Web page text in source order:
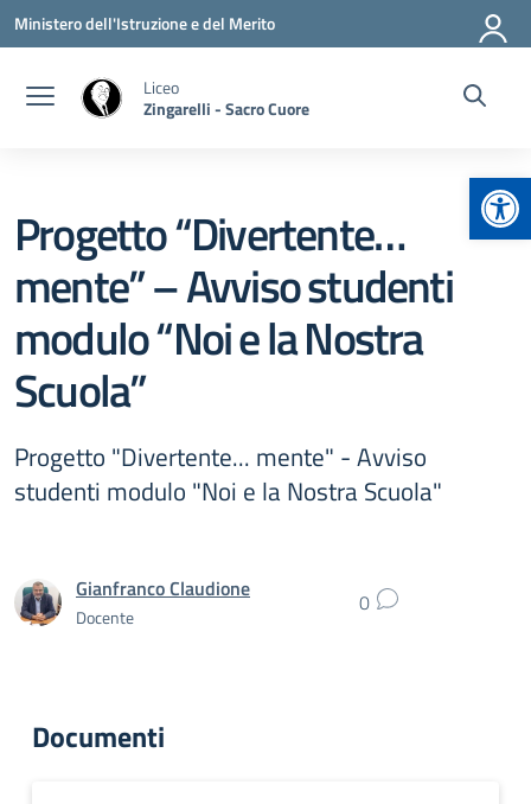
Vai ai contenuti
Vai al menu di navigazione
Vai al footer
Ministero dell'Istruzione e del Merito
Liceo
Zingarelli - Sacro Cuore
Progetto “Divertente…
mente” – Avviso studenti
modulo “Noi e la Nostra
Scuola”
Progetto "Divertente... mente" - Avviso
studenti modulo "Noi e la Nostra Scuola"
Gianfranco Claudione
Docente 0
Documenti